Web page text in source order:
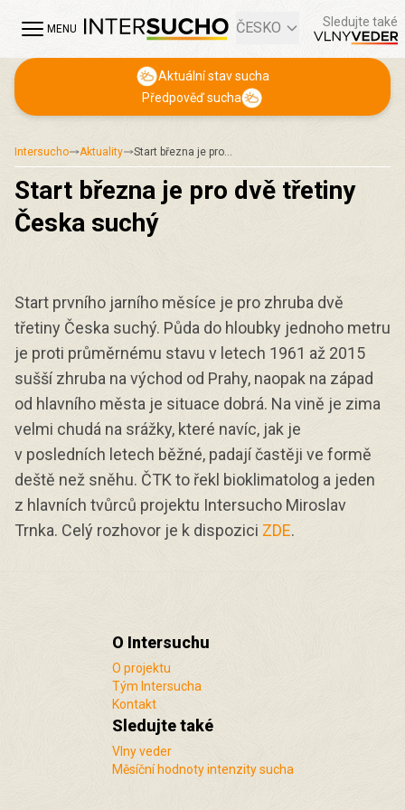
MENU ČESKO Sledujte také
Aktuální stav sucha
Předpověď sucha
Intersucho Aktuality Start března je pro…
Start března je pro dvě třetiny
Česka suchý
Start prvního jarního měsíce je pro zhruba dvě
třetiny Česka suchý. Půda do hloubky jednoho metru
je proti průměrnému stavu v letech 1961 až 2015
sušší zhruba na východ od Prahy, naopak na západ
od hlavního města je situace dobrá. Na vině je zima
velmi chudá na srážky, které navíc, jak je
v posledních letech běžné, padají častěji ve formě
deště než sněhu. ČTK to řekl bioklimatolog a jeden
z hlavních tvůrců projektu Intersucho Miroslav
Trnka. Celý rozhovor je k dispozici ZDE.
O Intersuchu
O projektu
Tým Intersucha
Kontakt
Sledujte také
Vlny veder
Měsíční hodnoty intenzity sucha